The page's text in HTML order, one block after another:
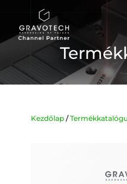
Kezdőlap/